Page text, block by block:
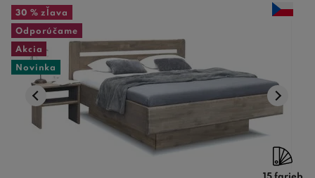
30 % zľava
Odporúčame
Akcia
Novinka